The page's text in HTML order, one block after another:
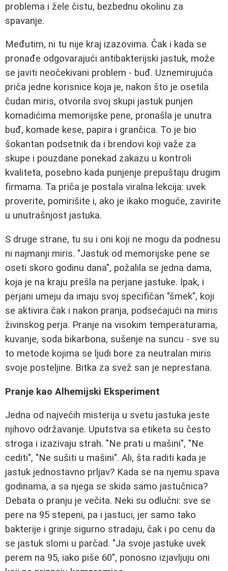
problema i žele čistu, bezbednu okolinu za
spavanje.
Međutim, ni tu nije kraj izazovima. Čak i kada se
pronađe odgovarajući antibakterijski jastuk, može
se javiti neočekivani problem - buđ. Uznemirujuća
priča jedne korisnice koja je, nakon što je osetila
čudan miris, otvorila svoj skupi jastuk punjen
komadićima memorijske pene, pronašla je unutra
buđ, komade kese, papira i grančica. To je bio
šokantan podsetnik da i brendovi koji važe za
skupe i pouzdane ponekad zakazu u kontroli
kvaliteta, posebno kada punjenje prepuštaju drugim
firmama. Ta priča je postala viralna lekcija: uvek
proverite, pomirišite i, ako je ikako moguće, zavirite
u unutrašnjost jastuka.
S druge strane, tu su i oni koji ne mogu da podnesu
ni najmanji miris. "Jastuk od memorijske pene se
oseti skoro godinu dana", požalila se jedna dama,
koja je na kraju prešla na perjane jastuke. Ipak, i
perjani umeju da imaju svoj specifičan "šmek", koji
se aktivira čak i nakon pranja, podsećajući na miris
živinskog perja. Pranje na visokim temperaturama,
kuvanje, soda bikarbona, sušenje na suncu - sve su
to metode kojima se ljudi bore za neutralan miris
svoje posteljine. Bitka za svež san je neprestana.
Pranje kao Alhemijski Eksperiment
Jedna od najvećih misterija u svetu jastuka jeste
njihovo održavanje. Uputstva sa etiketa su često
stroga i izazivaju strah. "Ne prati u mašini", "Ne
cediti", "Ne sušiti u mašini". Ali, šta raditi kada je
jastuk jednostavno prljav? Kada se na njemu spava
godinama, a sa njega se skida samo jastučnica?
Debata o pranju je večita. Neki su odlučni: sve se
pere na 95 stepeni, pa i jastuci, jer samo tako
bakterije i grinje sigurno stradaju, čak i po cenu da
se jastuk slomi u parčad. "Ja svoje jastuke uvek
perem na 95, iako piše 60", ponosno izjavljuju oni